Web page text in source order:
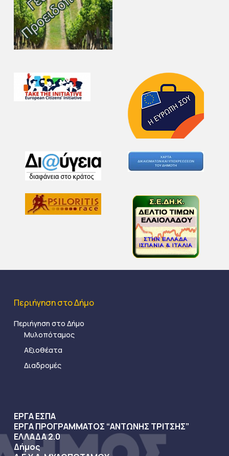
Περιήγηση στο Δήμο
Περιήγηση στο Δήμο
Μυλοπόταμος
Αξιοθέατα
Διαδρομές
ΕΡΓΑ ΕΣΠΑ
ΕΡΓΑ ΠΡΟΓΡΑΜΜΑΤΟΣ “ΑΝΤΩΝΗΣ ΤΡΙΤΣΗΣ”
ΕΛΛΑΔΑ 2.0
Δήμος